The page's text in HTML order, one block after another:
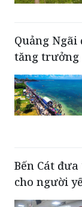
Quảng
tăng trưởng
Bến Cát
cho người